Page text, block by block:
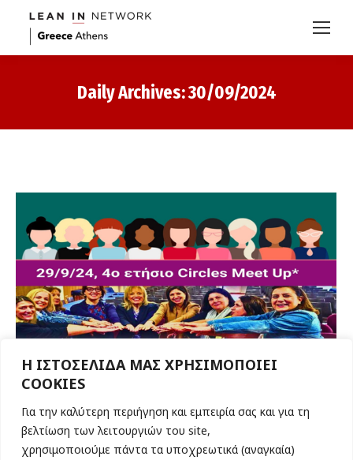
Η ΙΣΤΟΣΕΛΙΔΑ ΜΑΣ ΧΡΗΣΙΜΟΠΟΙΕΙ
COOKIES
Για την καλύτερη περιήγηση και εμπειρία σας και για τη
βελτίωση των λειτουργιών του site,
χρησιμοποιούμε πάντα τα υποχρεωτικά (αναγκαία)
Daily Archives:30/09/2024
100.000 κύκλοι Lean In σε 180
χώρες. Το ελληνικό δίκτυο το
μεγαλύτερο στον κόσμο!